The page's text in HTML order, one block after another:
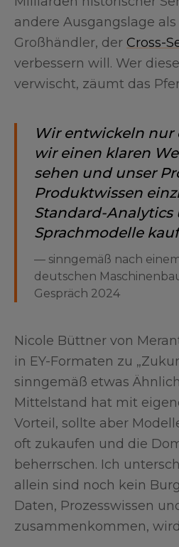
andere Ausgangslage
Großhändler, der Cross-
verbessern will. Wer
verwischt, zäumt das
Wir entwickeln nur
wir einen klaren
sehen und unser
Produktwissen
Standard-Analytics
Sprachmodelle
— sinngemäß nach
deutschen
Gespräch 2024
Nicole Büttner von
in EY-Formaten zu
sinngemäß etwas
Mittelstand hat mit
Vorteil, sollte aber
oft zukaufen und die
beherrschen. Ich
allein sind noch kein
Daten, Prozesswissen
zusammenkommen,